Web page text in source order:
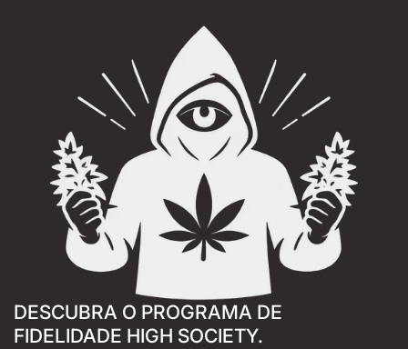
DESCUBRA O PROGRAMA DE
FIDELIDADE HIGH SOCIETY.